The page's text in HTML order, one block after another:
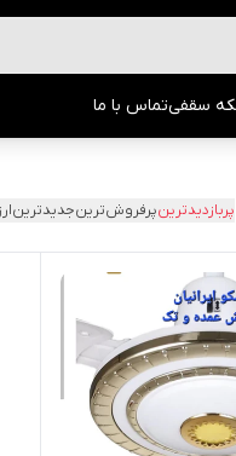
سقفیتماس با ما
پربازدیدترینپرفروش‌ترینجدیدترین